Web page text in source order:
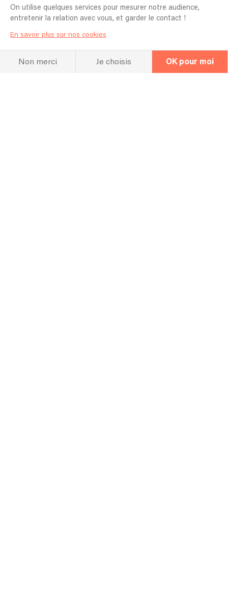
2 musiciens 30min
550 €
On utilise quelques services pour mesurer notre audience,
entretenir la relation avec vous, et garder le contact !
En savoir plus sur nos cookies
Non merci Je choisis OK pour moi